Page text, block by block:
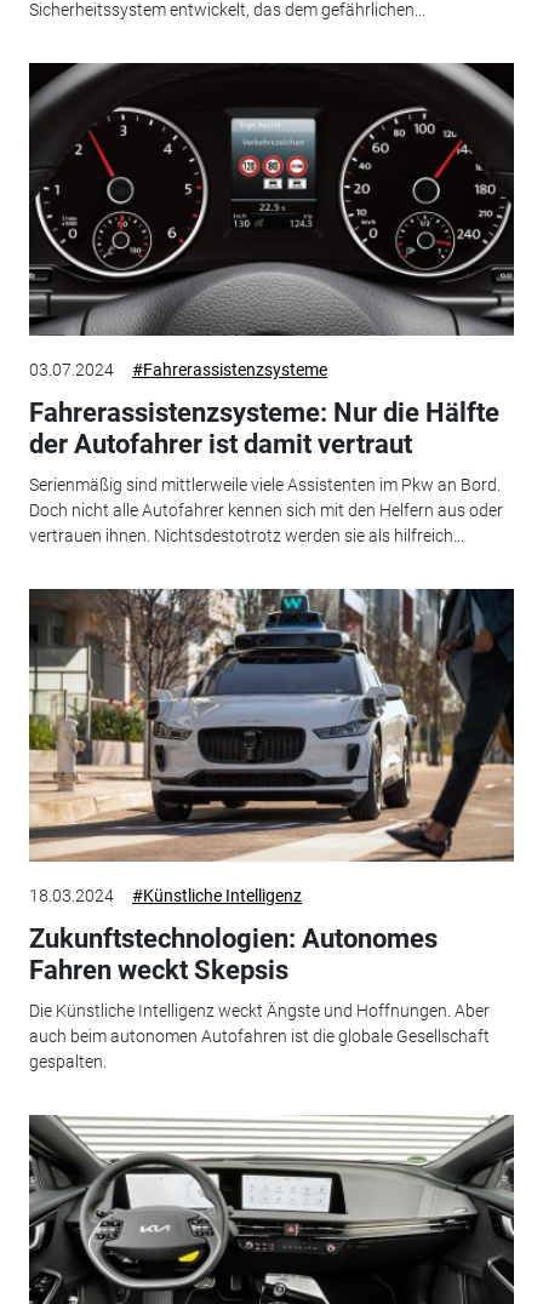
Sicherheitssystem entwickelt, das dem gefährlichen...
03.07.2024 #Fahrerassistenzsysteme
Fahrerassistenzsysteme: Nur die Hälfte
der Autofahrer ist damit vertraut
Serienmäßig sind mittlerweile viele Assistenten im Pkw an Bord.
Doch nicht alle Autofahrer kennen sich mit den Helfern aus oder
vertrauen ihnen. Nichtsdestotrotz werden sie als hilfreich...
18.03.2024 #Künstliche Intelligenz
Zukunftstechnologien: Autonomes
Fahren weckt Skepsis
Die Künstliche Intelligenz weckt Ängste und Hoffnungen. Aber
auch beim autonomen Autofahren ist die globale Gesellschaft
gespalten.